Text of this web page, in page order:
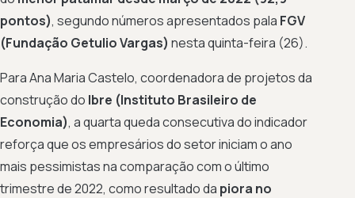
pontos), segundo números apresentados pala FGV
(Fundação Getulio Vargas) nesta quinta-feira (26).
Para Ana Maria Castelo, coordenadora de projetos da
construção do Ibre (Instituto Brasileiro de
Economia), a quarta queda consecutiva do indicador
reforça que os empresários do setor iniciam o ano
mais pessimistas na comparação com o último
trimestre de 2022, como resultado da piora no